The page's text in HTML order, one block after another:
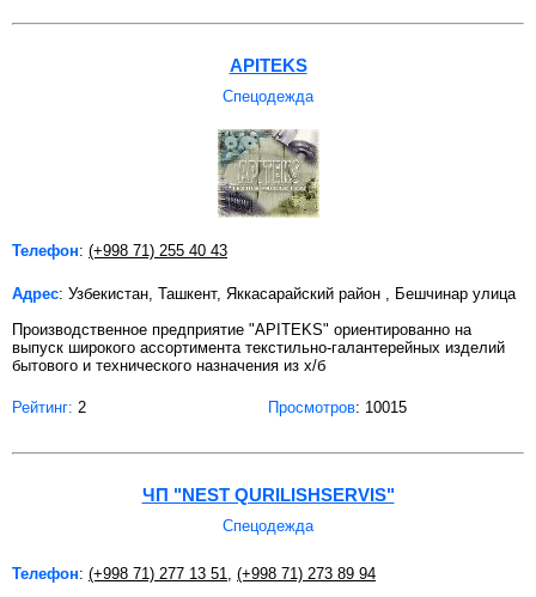
APITEKS
Спецодежда
Телефон: (+998 71) 255 40 43
Адрес: Узбекистан, Ташкент, Яккасарайский район , Бешчинар улица
Производственное предприятие "APITEKS" ориентированно на
выпуск широкого ассортимента текстильно-галантерейных изделий
бытового и технического назначения из х/б
Рейтинг: 2 Просмотров: 10015
ЧП "NEST QURILISHSERVIS"
Спецодежда
Телефон: (+998 71) 277 13 51, (+998 71) 273 89 94